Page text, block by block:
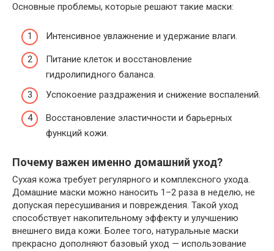
Основные проблемы, которые решают такие маски:
Интенсивное увлажнение и удержание влаги.
Питание клеток и восстановление
гидролипидного баланса.
Успокоение раздражения и снижение воспалений.
Восстановление эластичности и барьерных
функций кожи.
Почему важен именно домашний уход?
Сухая кожа требует регулярного и комплексного ухода.
Домашние маски можно наносить 1–2 раза в неделю, не
допуская пересушивания и повреждения. Такой уход
способствует накопительному эффекту и улучшению
внешнего вида кожи. Более того, натуральные маски
прекрасно дополняют базовый уход — использование